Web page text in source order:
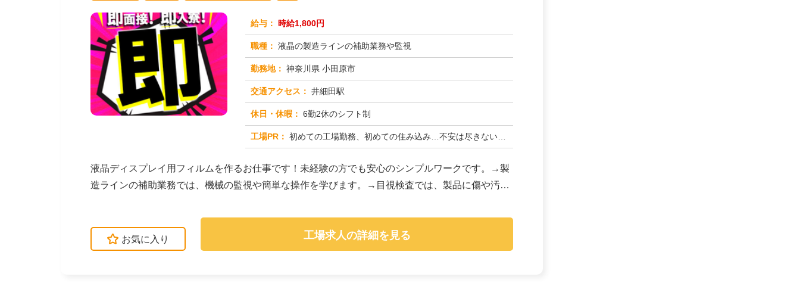
給与： 時給1,800円
職種： 液晶の製造ラインの補助業務や監視
勤務地： 神奈川県 小田原市
交通アクセス： 井細田駅
休日・休暇： 6勤2休のシフト制
工場PR： 初めての工場勤務、初めての住み込み…不安は尽きないですよね。でも大丈夫！株式会社京栄センターなら、あなたをしっかり...
液晶ディスプレイ用フィルムを作るお仕事です！未経験の方でも安心のシンプルワークです。→製
造ラインの補助業務では、機械の監視や簡単な操作を学びます。→目視検査では、製品に傷や汚れ
お気に入り 工場求人の詳細を見る